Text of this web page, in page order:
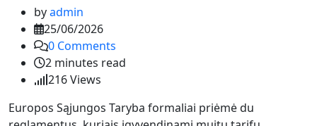
byadmin
25/06/2026
0 Comments
2 minutes read
216Views
Europos Sąjungos Taryba formaliai priėmė du